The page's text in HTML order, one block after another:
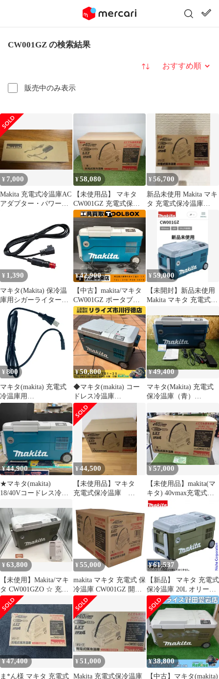
CW001GZ の検索結果
販売中のみ表示
並び替え
¥ 7,000
Makita 充電式冷温庫AC
アダプター・パワーコ
¥58,080
【未使用品】 マキタ
CW001GZ 充電式保冷
温庫 青 未開封品 [6858]
¥56,700
新品未使用 Makita マキ
タ 充電式保冷温庫
CW001GZ0 オリーブ
¥ 1,390
マキタ(Makita) 保冷温
庫用シガーライター
WL00000002 代表適合
モデル：CW001GZ・
CW180DZ等 シガーソ
ケットコード
¥42,900
【中古】makita/マキタ
CW001GZ ポータブル
冷温庫【202】
¥59,000
【未開封】新品未使用
Makita マキタ 充電式保
¥ 800
マキタ(makita) 充電式
冷温庫用
CW180DZ/CW001GZ/C
W002GZ/CW003GZ用
パワーコードのみ
WL00000003
¥50,800
◆マキタ(makita) コー
ドレス冷温庫
CW001GZ 【中古】
【市川行徳店】
¥49,400
マキタ(Makita) 充電式
保冷温庫（青）
ッテリ・充電器別売
CW001GZ 屋外作業現
場やレジャーに！ 比較
的きれい！ 中古品
¥44,900
★マキタ(makita)
18/40Vコードレス冷温
店】
¥44,500
【未使用品】マキタ
充電式保冷温庫
¥57,000
【未使用品】makita(マ
キタ) 40vmax充電式保
冷温庫 青(本体のみ)
¥63,800
【未使用】Makita/マキ
タ CW001GZO ☆ 充電
式保冷温庫(オリーブ)
本体のみ [IT_IQVGK]
[豊田][M04]
¥ 55,000
makita マキタ 充電式 保
冷温庫 CW001GZ 開封
済み 推定未使用 20L 中
古 S限 / 15792 HM
¥61,537
【新品】 マキタ 充電式
保冷温庫 20L オリーブ
本体のみ CW001GZO
40V 18V バッテリ・充
電器別売 クーラーボッ
クス 保冷庫 保温庫 ア
ウトドア キャンプ 車中
泊 純正
¥47,400
ま*ん様 マキタ 充電式
¥51,000
Makita 充電式保冷温庫
¥38,800
【中古】マキタ(makita)